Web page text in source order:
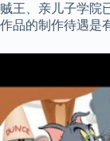
贼王、亲儿子学院
作品的制作待遇是